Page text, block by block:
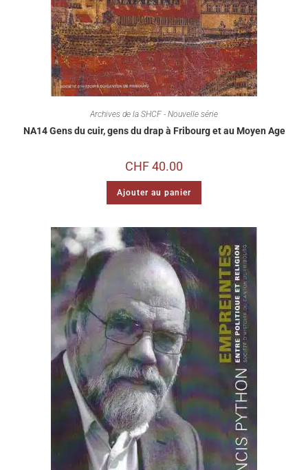
Archives de la SHCF - Nouvelle série
NA14 Gens du cuir, gens du drap à Fribourg et au Moyen Age
CHF40.00
Ajouter au panier